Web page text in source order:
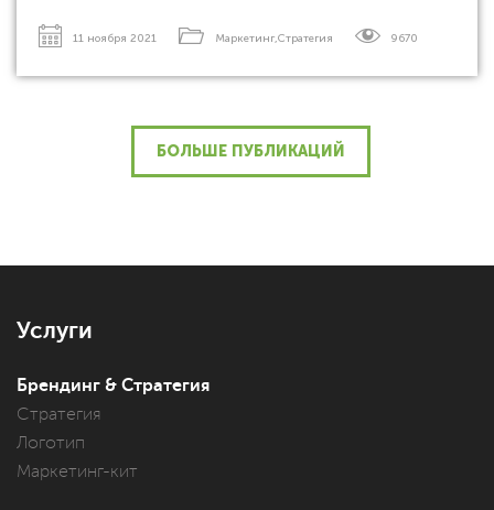
11 ноября 2021 Маркетинг,Стратегия 9670
БОЛЬШЕ ПУБЛИКАЦИЙ
Услуги
Брендинг & Стратегия
Стратегия
Логотип
Маркетинг-кит